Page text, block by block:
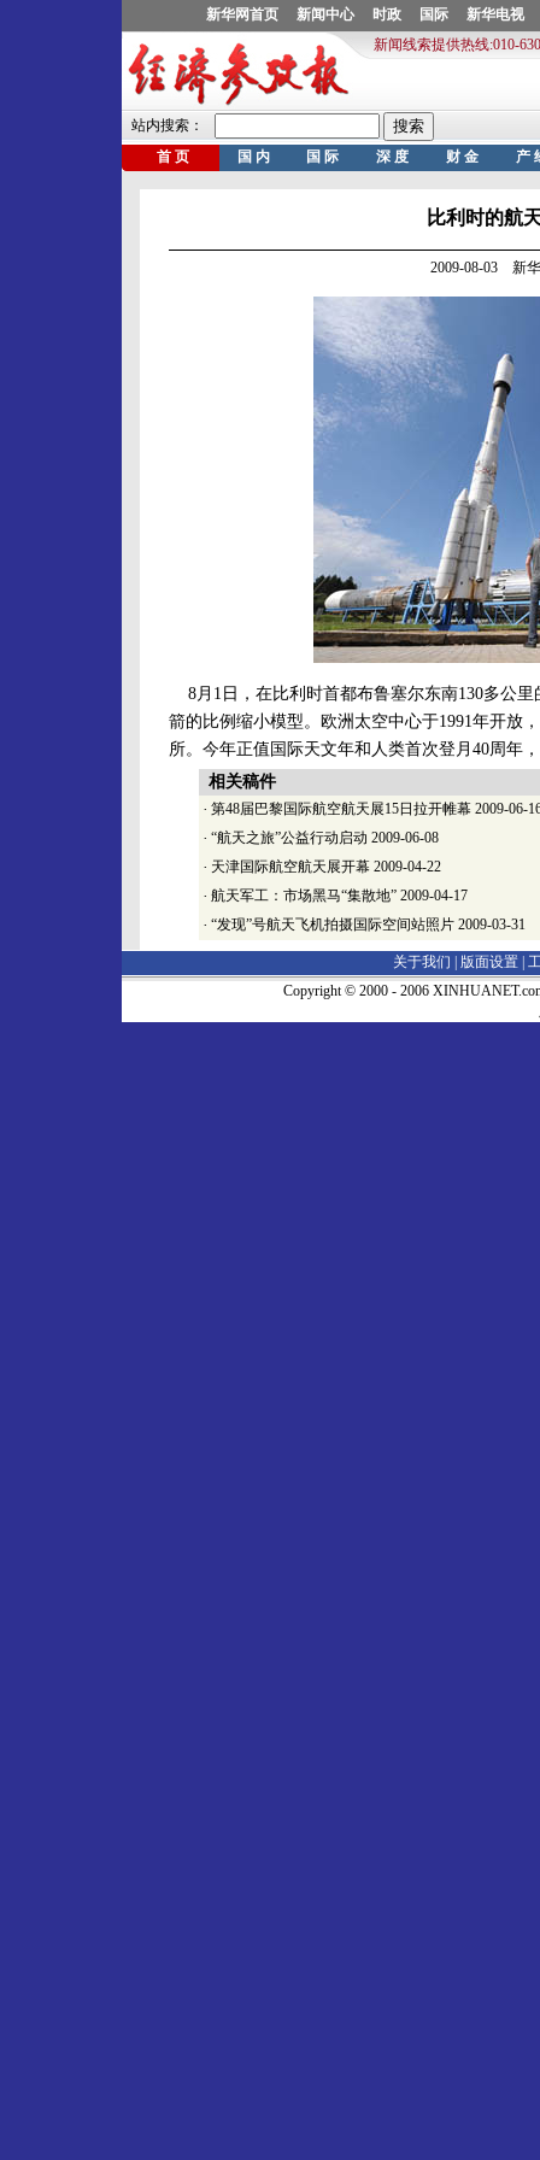
比利时的航
2009-08-03 新
8月1日，在比利时首都布鲁塞尔东南130多公
箭的比例缩小模型。欧洲太空中心于1991年开放
所。今年正值国际天文年和人类首次登月40周年
相关稿件
· 第48届巴黎国际航空航天展15日拉开帷幕 2009-06-
· “航天之旅”公益行动启动 2009-06-08
· 天津国际航空航天展开幕 2009-04-22
· 航天军工：市场黑马“集散地” 2009-04-17
· “发现”号航天飞机拍摄国际空间站照片 2009-03-31
关于我们 | 版面设置
Copyright © 2000 - 2006